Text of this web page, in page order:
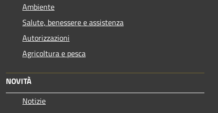
Ambiente
Salute, benessere e assistenza
Autorizzazioni
Agricoltura e pesca
NOVITÀ
Notizie